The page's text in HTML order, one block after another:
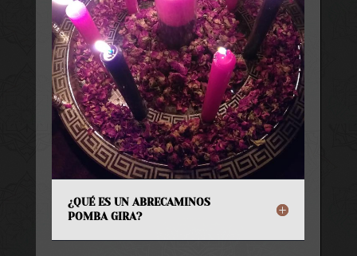
¿QUÉ ES UN ABRECAMINOS
POMBA GIRA?